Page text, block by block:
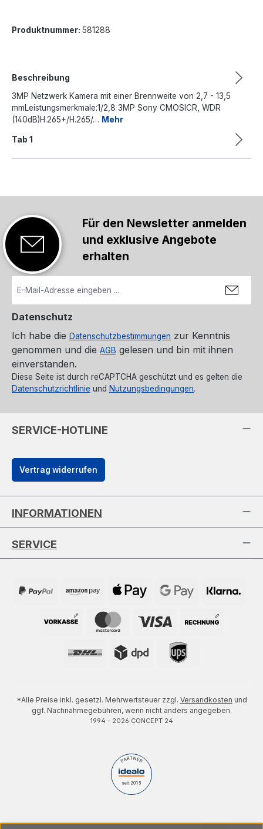
Produktnummer: 581288
Beschreibung
3MP Netzwerk Kamera mit einer Brennweite von 2,7 - 13,5
mmLeistungsmerkmale:1/2,8 3MP Sony CMOSICR, WDR
(140dB)H.265+/H.265/… Mehr
Tab 1
Für den Newsletter anmelden
und exklusive Angebote
erhalten
Datenschutz
Ich habe die Datenschutzbestimmungen zur Kenntnis
genommen und die AGB gelesen und bin mit ihnen
einverstanden.
Diese Seite ist durch reCAPTCHA geschützt und es gelten die
Datenschutzrichtlinie und Nutzungsbedingungen.
SERVICE-HOTLINE
Vertrag widerrufen
INFORMATIONEN
SERVICE
*Alle Preise inkl. gesetzl. Mehrwertsteuer zzgl. Versandkosten und
ggf. Nachnahmegebühren, wenn nicht anders angegeben.
1994 - 2026 CONCEPT 24